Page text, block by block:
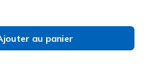
au panier